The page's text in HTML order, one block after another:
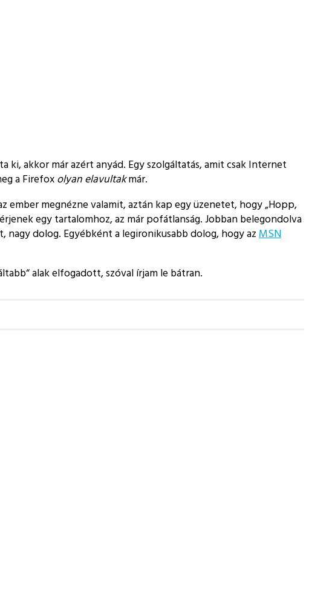
ki, akkor már azért anyád. Egy szolgáltatás, amit csak Internet
a Firefox olyan elavultakmár.
ember megnézne valamit, aztán kap egy üzenetet, hogy Hopp,
egy tartalomhoz, az már pofátlanság. Jobban belegondolva
nagy dolog. Egyébként a legironikusabb dolog, hogy az MSN
alak elfogadott, szóval írjam le bátran.